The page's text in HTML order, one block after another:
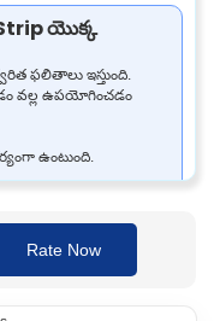
Strip యొక్క
ఫలితాలు ఇస్తుంది.
వల్ల ఉపయోగించడం
ఉంటుంది.
అది ఎలా పని
(గ్లూకోజ్ (Glucose))
(Enzymes) రక్తంలోని
Rate Now